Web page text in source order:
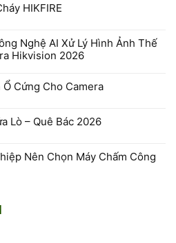
HIKFIRE
Nghệ AI Xử Lý Hình Ảnh Thế
Hikvision 2026
Cứng Cho Camera
Lò – Quê Bác 2026
Nên Chọn Máy Chấm Công